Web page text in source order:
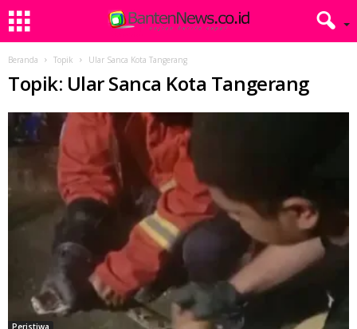
Beranda Topik Ular Sanca Kota Tangerang
Topik: Ular Sanca Kota Tangerang
Peristiwa